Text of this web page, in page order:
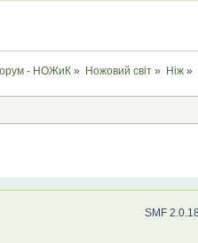
- НОЖиК » Ножовий світ » Ніж »
SMF